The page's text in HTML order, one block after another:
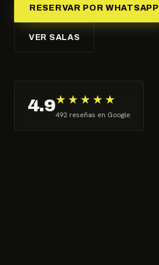
RESERVAR POR WHATSAPP
VER SALAS
4.9★★★★★
492 reseñas en Google